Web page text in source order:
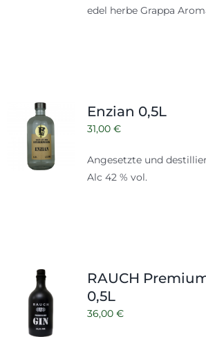
edel herbe Grappa
Enzian 0,5L
31,00 €
Angesetzte und
Alc 42 % vol.
RAUCH
0,5L
36,00 €